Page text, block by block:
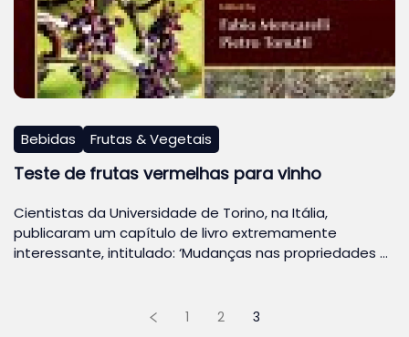
Bebidas Frutas & Vegetais
Teste de frutas vermelhas para vinho
Cientistas da Universidade de Torino, na Itália,
publicaram um capítulo de livro extremamente
interessante, intitulado: ‘Mudanças nas propriedades …
1 2 3